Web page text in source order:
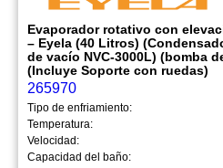
Evaporador rotativo con
– Eyela (40 Litros)
de vacío NVC-3000L) (bomba
(Incluye Soporte con ruedas)
265970
Tipo de enfriamiento:
Temperatura:
Velocidad:
Capacidad del baño: